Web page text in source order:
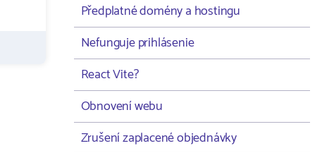
Předplatné domény a hostingu
Nefunguje prihlásenie
React Vite?
Obnovení webu
Zrušení zaplacené objednávky